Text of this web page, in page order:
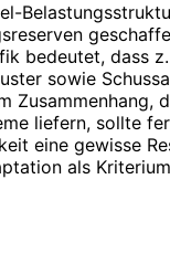
bedeutet, dass
sowie
liefern, sollte
eine gewisse
als